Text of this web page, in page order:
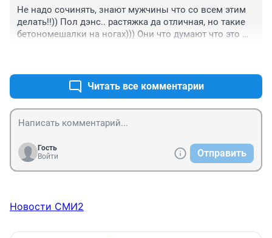
Не надо сочинять, знают мужчины что со всем этим
делать!!)) Пол дэнс.. растяжка да отличная, но такие
бетономешалки на ногах))) Они что думают что это
Читать все комментарии
Гость
Войти
Отправить
Новости СМИ2